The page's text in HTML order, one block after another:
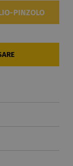
PINZOLO